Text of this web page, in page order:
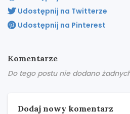
Udostępnij na Twitterze
Udostępnij na Pinterest
Komentarze
Do tego postu nie dodano
Dodaj nowy komentarz